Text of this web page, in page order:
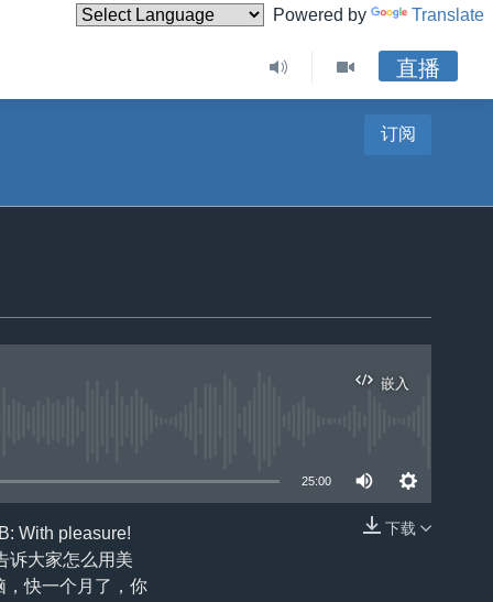
Powered by Translate
直播
订阅
嵌入
25:00
下载
With pleasure!
诉大家怎么用美
，快一个月了，你